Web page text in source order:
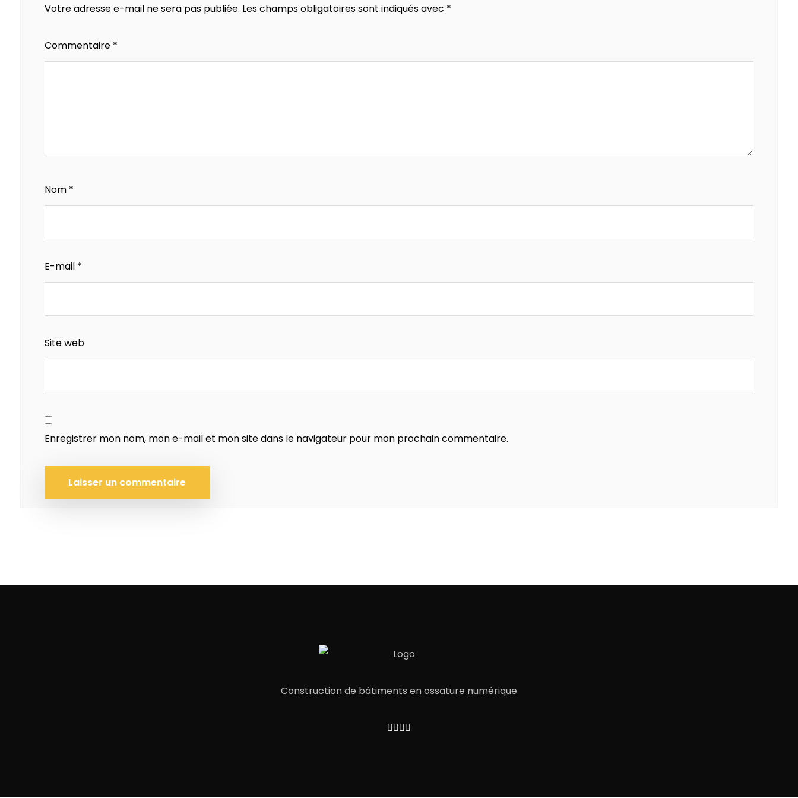
Votre adresse e-mail ne sera pas publiée. Les champs obligatoires sont indiqués avec *
Commentaire *
Nom *
E-mail *
Site web
Enregistrer mon nom, mon e-mail et mon site dans le navigateur pour mon prochain commentaire.
Construction de bâtiments en ossature numérique